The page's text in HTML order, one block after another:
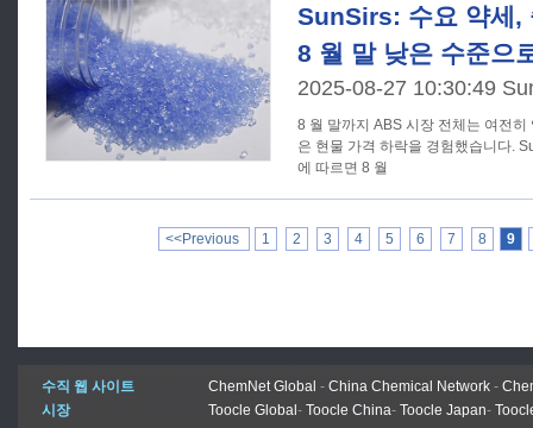
SunSirs: 수요 약세,
8 월 말 낮은 수준으
2025-08-27 10:30:49
8 월 말까지 ABS 시장 전체는 여전
은 현물 가격 하락을 경험했습니다.
에 따르면 8 월
<<Previous 1 2 3 4 5 6 7 8 9
수직 웹 사이트 ChemNet Global - China Chemical Network -
시장
Toocle Global - Toocle China- Toocle Japan-